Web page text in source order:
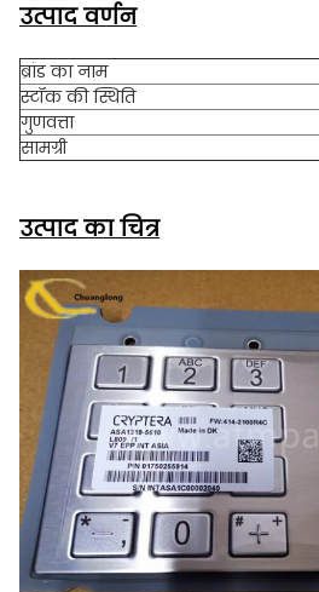
उत्पाद वर्णन
ब्रांड का नाम
स्टॉक की स्थिति
गुणवत्ता
सामग्री
उत्पाद का चित्र